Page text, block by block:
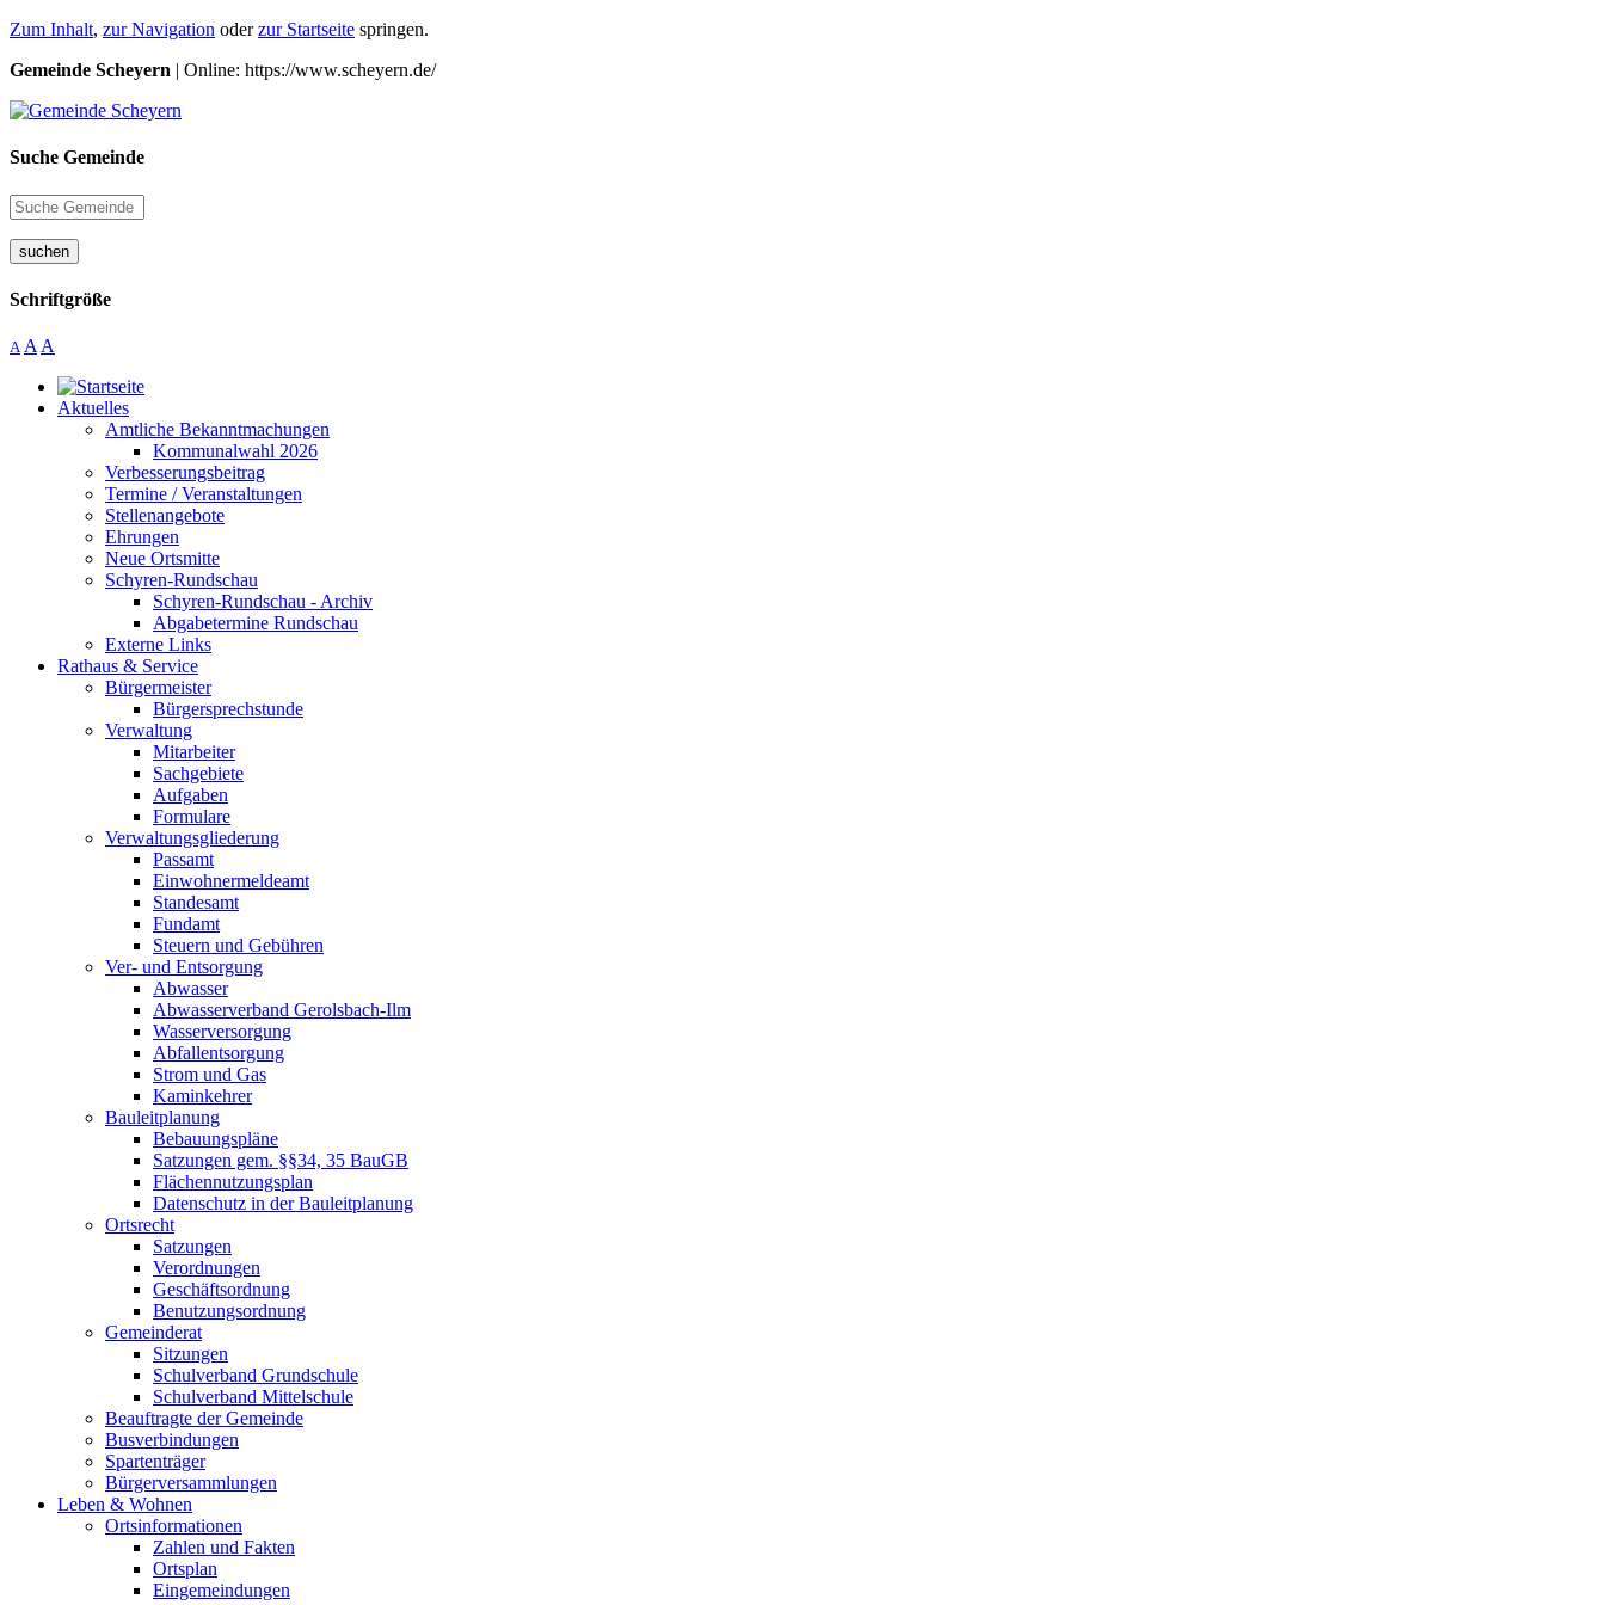
Zum Inhalt, zur Navigation oderzur Startseite springen.
Gemeinde Scheyern | Online: https://www.scheyern.de/
Suche Gemeinde
suchen
Schriftgröße
A A A
Aktuelles
Amtliche Bekanntmachungen
Kommunalwahl 2026
Verbesserungsbeitrag
Termine / Veranstaltungen
Stellenangebote
Ehrungen
Neue Ortsmitte
Schyren-Rundschau
Schyren-Rundschau - Archiv
Abgabetermine Rundschau
Externe Links
Rathaus & Service
Bürgermeister
Bürgersprechstunde
Verwaltung
Mitarbeiter
Sachgebiete
Aufgaben
Formulare
Verwaltungsgliederung
Passamt
Einwohnermeldeamt
Standesamt
Fundamt
Steuern und Gebühren
Ver- und Entsorgung
Abwasser
Abwasserverband Gerolsbach-Ilm
Wasserversorgung
Abfallentsorgung
Strom und Gas
Kaminkehrer
Bauleitplanung
Bebauungspläne
Satzungen gem. §§34, 35 BauGB
Flächennutzungsplan
Datenschutz in der Bauleitplanung
Ortsrecht
Satzungen
Verordnungen
Geschäftsordnung
Benutzungsordnung
Gemeinderat
Sitzungen
Schulverband Grundschule
Schulverband Mittelschule
Beauftragte der Gemeinde
Busverbindungen
Spartenträger
Bürgerversammlungen
Leben & Wohnen
Ortsinformationen
Zahlen und Fakten
Ortsplan
Eingemeindungen